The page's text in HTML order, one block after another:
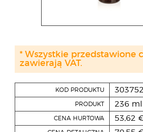
KOD PRODUKTU
PRODUKT 236 ml
CENA HURTOWA 53,62
* Wszystkie przedstawione
zawierają VAT.